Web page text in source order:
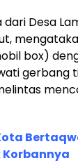
Desa
box)
Korbannya